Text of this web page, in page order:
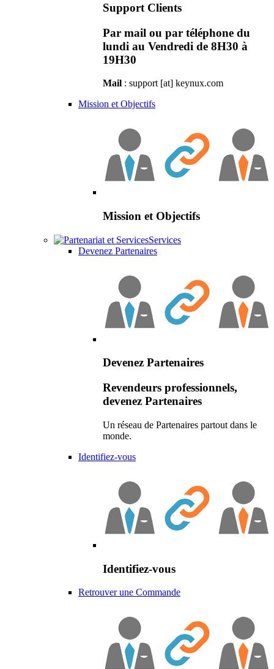
Support Clients
Par mail ou par téléphone du
lundi au Vendredi de 8H30 à
19H30
Mail : support [at] keynux.com
Mission et Objectifs
Mission et Objectifs
Services
Devenez Partenaires
Devenez Partenaires
Revendeurs professionnels,
devenez Partenaires
Un réseau de Partenaires partout dans le
monde.
Identifiez-vous
Identifiez-vous
Retrouver une Commande